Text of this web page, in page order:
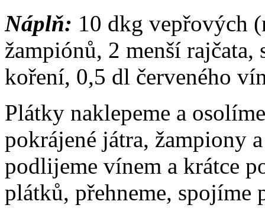
Náplň: 10 dkg vepřových
žampiónů, 2 menší rajčata,
koření, 0,5 dl červeného
Plátky naklepeme a
pokrájené játra, žampiony
podlijeme vínem a krátce
plátků, přehneme, spojíme